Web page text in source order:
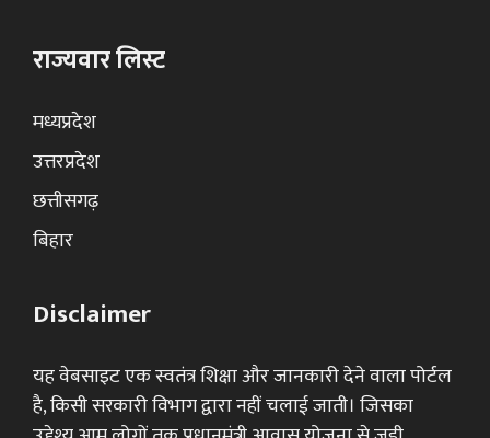
राज्यवार लिस्ट
मध्यप्रदेश
उत्तरप्रदेश
छत्तीसगढ़
बिहार
Disclaimer
यह वेबसाइट एक स्वतंत्र शिक्षा और जानकारी देने वाला पोर्टल
है, किसी सरकारी विभाग द्वारा नहीं चलाई जाती। जिसका